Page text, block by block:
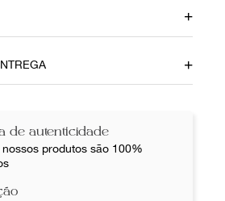
Zíper
de autenticidade
produtos são 100%